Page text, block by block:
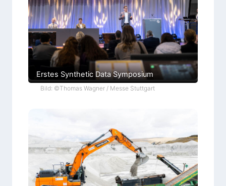
Erstes Synthetic Data Symposium
Bild: ©Thomas Wagner / Messe Stuttgart